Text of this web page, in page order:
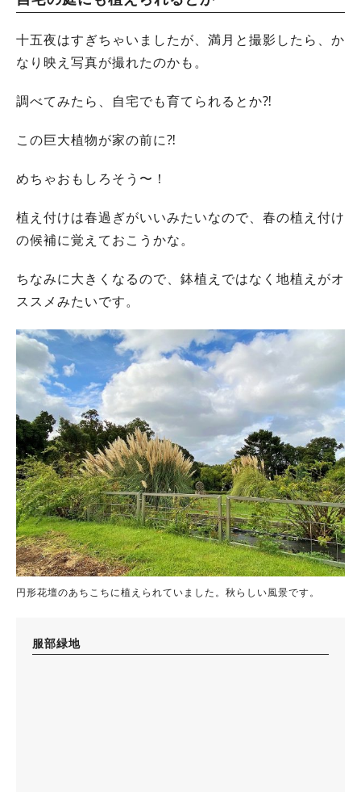
十五夜はすぎちゃいましたが、満月と撮影したら、か
なり映え写真が撮れたのかも。
調べてみたら、自宅でも育てられるとか⁈
この巨大植物が家の前に⁈
めちゃおもしろそう〜！
植え付けは春過ぎがいいみたいなので、春の植え付け
の候補に覚えておこうかな。
ちなみに大きくなるので、鉢植えではなく地植えがオ
ススメみたいです。
円形花壇のあちこちに植えられていました。秋らしい風景です。
服部緑地